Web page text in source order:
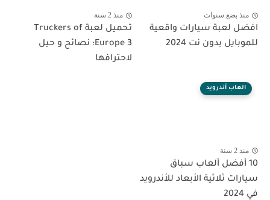
منذ بضع سنوات
افضل لعبة سيارات واقعية
للموبايل بدون نت 2024
منذ 2 سنة
تحميل لعبة Truckers of
Europe 3: نصائح و حيل
لاحترافها
العاب أندرويد
منذ 2 سنة
10 أفضل ألعاب سباق
سيارات ثلاثية الأبعاد للأندرويد
في 2024